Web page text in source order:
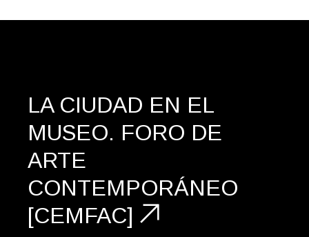
LA CIUDAD EN EL
MUSEO. FORO DE
ARTE
CONTEMPORÁNEO
[CEMFAC]